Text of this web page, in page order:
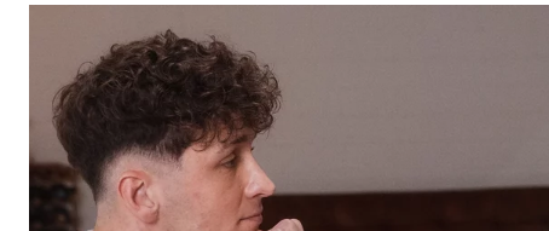
Cél: A
Sütik lejárata:
Marketing sütik
A marketing cookie-kat személyre szabott